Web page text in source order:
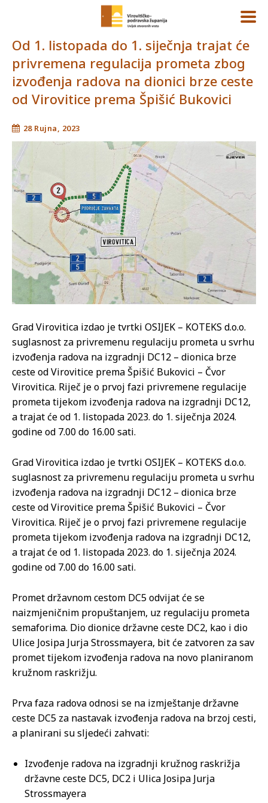
Od 1. listopada do 1. siječnja trajat će
privremena regulacija prometa zbog
izvođenja radova na dionici brze ceste
od Virovitice prema Špišić Bukovici
28 Rujna, 2023
Grad Virovitica izdao je tvrtki OSIJEK – KOTEKS d.o.o.
suglasnost za privremenu regulaciju prometa u svrhu
izvođenja radova na izgradnji DC12 – dionica brze
ceste od Virovitice prema Špišić Bukovici – Čvor
Virovitica. Riječ je o prvoj fazi privremene regulacije
prometa tijekom izvođenja radova na izgradnji DC12,
a trajat će od 1. listopada 2023. do 1. siječnja 2024.
godine od 7.00 do 16.00 sati.
Grad Virovitica izdao je tvrtki OSIJEK – KOTEKS d.o.o.
suglasnost za privremenu regulaciju prometa u svrhu
izvođenja radova na izgradnji DC12 – dionica brze
ceste od Virovitice prema Špišić Bukovici – Čvor
Virovitica. Riječ je o prvoj fazi privremene regulacije
prometa tijekom izvođenja radova na izgradnji DC12,
a trajat će od 1. listopada 2023. do 1. siječnja 2024.
godine od 7.00 do 16.00 sati.
Promet državnom cestom DC5 odvijat će se
naizmjeničnim propuštanjem, uz regulaciju prometa
semaforima. Dio dionice državne ceste DC2, kao i dio
Ulice Josipa Jurja Strossmayera, bit će zatvoren za sav
promet tijekom izvođenja radova na novo planiranom
kružnom raskrižju.
Prva faza radova odnosi se na izmještanje državne
ceste DC5 za nastavak izvođenja radova na brzoj cesti,
a planirani su sljedeći zahvati:
Izvođenje radova na izgradnji kružnog raskrižja
državne ceste DC5, DC2 i Ulica Josipa Jurja
Strossmayera